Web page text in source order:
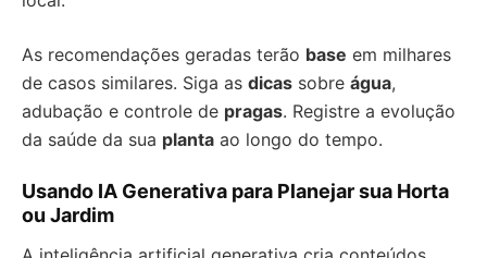
As recomendações geradas terão base em milhares
de casos similares. Siga as dicas sobre água,
adubação e controle de pragas. Registre a evolução
da saúde da sua planta ao longo do tempo.
Usando IA Generativa para Planejar sua Horta
ou Jardim